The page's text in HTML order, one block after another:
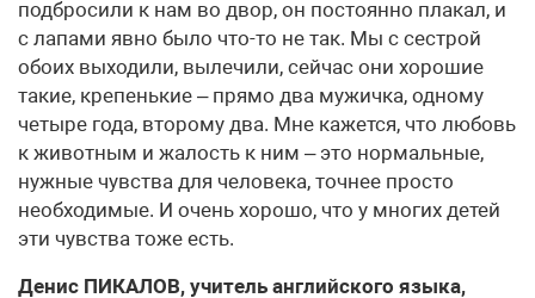
подбросили к нам во двор, он постоянно плакал, и
с лапами явно было что-то не так. Мы с сестрой
обоих выходили, вылечили, сейчас они хорошие
такие, крепенькие – прямо два мужичка, одному
четыре года, второму два. Мне кажется, что любовь
к животным и жалость к ним – это нормальные,
нужные чувства для человека, точнее просто
необходимые. И очень хорошо, что у многих детей
эти чувства тоже есть.
Денис ПИКАЛОВ, учитель английского языка,